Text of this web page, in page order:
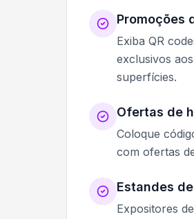
Promoções
Exiba QR
exclusivos
superfícies.
Ofertas de
Coloque
com ofertas
Estandes
Expositores